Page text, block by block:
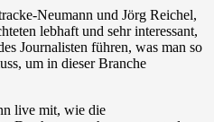
Neumann und Jörg Reichel,
lebhaft und sehr interessant,
Journalisten führen, was man so
um in dieser Branche
live mit, wie die